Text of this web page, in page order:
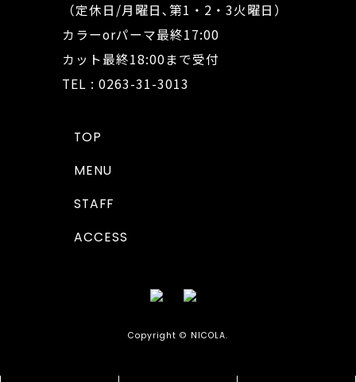
（定休日/月曜日､第1・2・3火曜日）
カラーorパーマ最終17:00
カット最終18:00まで受付
TEL : 0263-31-3013
TOP
MENU
STAFF
ACCESS
Copyright © NICOLA.